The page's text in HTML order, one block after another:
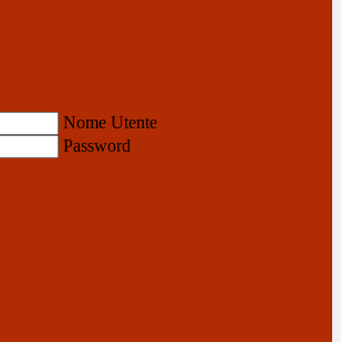
Nome Utente
Password